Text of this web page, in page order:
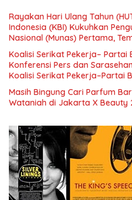
Rayakan Hari Ulang Tahun
Indonesia (KBI) Kukuhkan
Nasional (Munas) Pertama,
Pengembangan Organisasi
Indonesia dan Mancanegara”.
Koalisi Serikat Pekerja– Partai
Konferensi Pers dan
Koalisi Serikat Pekerja–Partai
Ketenagakerjaan Baru.
Masih Bingung Cari Parfum
Wataniah di Jakarta X Beauty